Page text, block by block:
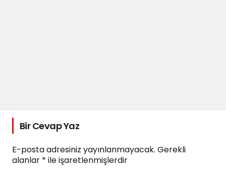
Bir Cevap Yaz
E-posta adresiniz yayınlanmayacak. Gerekli
alanlar * ile işaretlenmişlerdir